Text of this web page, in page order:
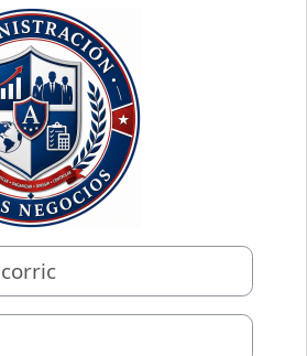
S'inscríver a